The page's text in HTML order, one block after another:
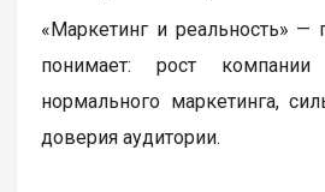
«Маркетинг и реальность» —
понимает: рост
нормального маркетинга,
доверия аудитории.